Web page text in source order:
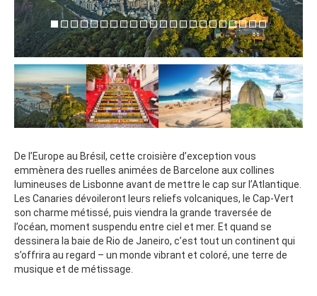
De l’Europe au Brésil, cette croisière d’exception vous
emmènera des ruelles animées de Barcelone aux collines
lumineuses de Lisbonne avant de mettre le cap sur l’Atlantique.
Les Canaries dévoileront leurs reliefs volcaniques, le Cap-Vert
son charme métissé, puis viendra la grande traversée de
l’océan, moment suspendu entre ciel et mer. Et quand se
dessinera la baie de Rio de Janeiro, c’est tout un continent qui
s’offrira au regard – un monde vibrant et coloré, une terre de
musique et de métissage.